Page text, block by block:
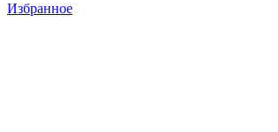
Избранное